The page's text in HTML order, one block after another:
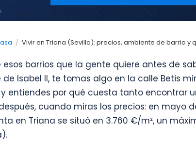
/ Vivir en Triana (Sevilla): precios, ambiente de barrio y
esos barrios que la gente quiere antes de
de Isabel II, te tomas algo en la calle Betis
entiendes por qué cuesta tanto encontrar
cuando miras los precios: en mayo
en Triana se situó en 3.760 €/m², un